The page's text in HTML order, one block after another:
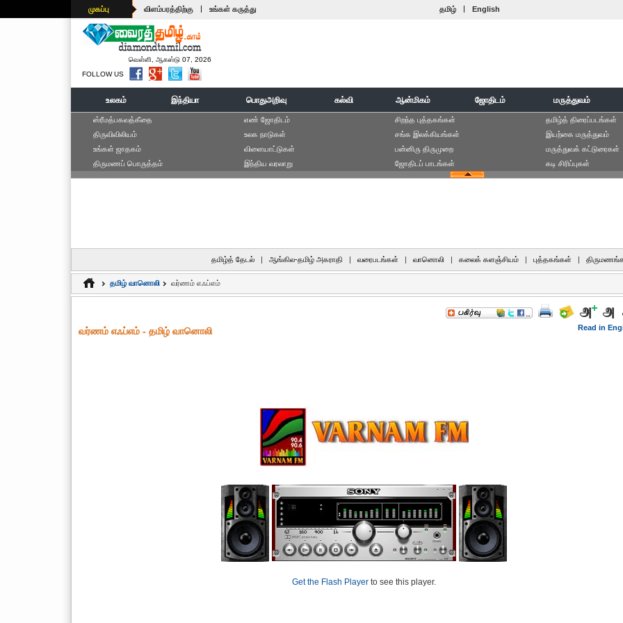
முகப்பு விளம்பரத்திற்கு | உங்கள் கருத்து தமிழ் | English
வெள்ளி, ஆகஸ்டு 07, 2026
FOLLOW US
உலகம் இந்தியா பொதுஅறிவு கல்வி ஆன்மிகம் ஜோதிடம் மருத்துவம்
ஸ்ரீமத்பகவத்கீதை
திருவிவிலியம்
உங்கள் ஜாதகம்
திருமணப் பொருத்தம்
எ‌ண் ஜோ‌திட‌ம்
உலக நாடுகள்
விளையாட்டுகள்
இந்திய வரலாறு
சிறந்த புத்தகங்கள்
சங்க இலக்கியங்கள்
பன்னிரு திருமுறை
ஜோதிடப் பாடங்கள்
தமிழ்த் திரைப்படங்கள்
இயற்கை மருத்துவம்
மருத்துவக் கட்டுரைகள்
கடி சிரிப்புகள்
தமிழ்த் தேடல் | ஆங்கில-தமிழ் அகராதி | வரைபடங்கள் | வானொலி | கலைக் களஞ்சியம் | புத்தகங்கள் |
தமிழ் வானொலி வர்ணம் எஃப்எம்
Read in
வர்ணம் எஃப்எம் - தமிழ் வானொலி
Get the Flash Player to see this player.